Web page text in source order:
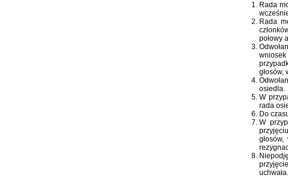
Rada
Rada
połowy
głosów,
osiedla.
W
rada
Do
W
uchwała.